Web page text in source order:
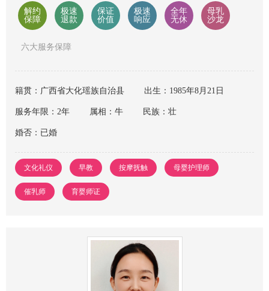
解约
保障
极速
退款
保证
价值
极速
响应
全年
无休
母乳
沙龙
六大服务保障
籍贯：广西省大化瑶族自治县 出生：1985年8月21日
服务年限：2年 属相：牛 民族：壮
婚否：已婚
文化礼仪 早教 按摩抚触 母婴护理师
催乳师 育婴师证